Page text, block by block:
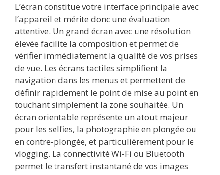
L’écran constitue votre interface principale avec
l’appareil et mérite donc une évaluation
attentive. Un grand écran avec une résolution
élevée facilite la composition et permet de
vérifier immédiatement la qualité de vos prises
de vue. Les écrans tactiles simplifient la
navigation dans les menus et permettent de
définir rapidement le point de mise au point en
touchant simplement la zone souhaitée. Un
écran orientable représente un atout majeur
pour les selfies, la photographie en plongée ou
en contre-plongée, et particulièrement pour le
vlogging. La connectivité Wi-Fi ou Bluetooth
permet le transfert instantané de vos images